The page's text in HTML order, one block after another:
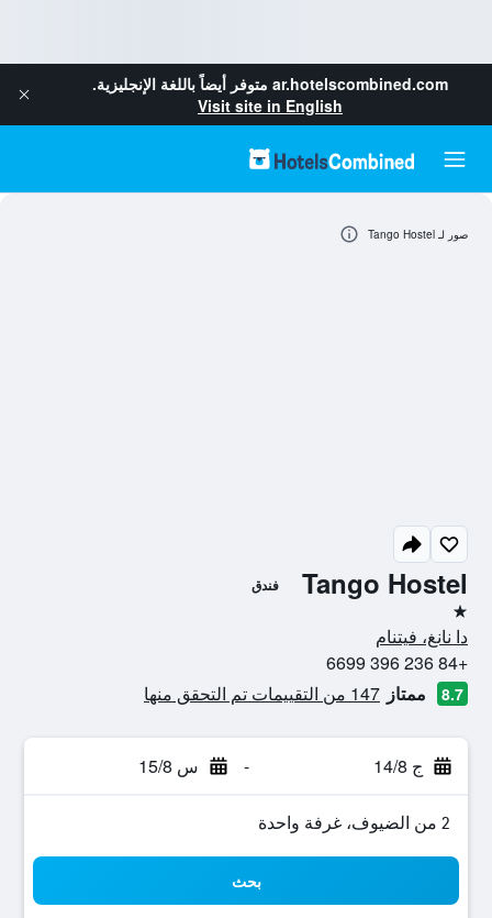
ar.hotelscombined.com متوفر أيضاً باللغة الإنجليزية.
Visit site in English
Tango Hostel فندق
نجمة واحدة
دا نانغ، فيتنام
+84 236 396 6699
8.7 ممتاز 147 من التقييمات تم التحقق منها
ج 14/8 - س 15/8
2 من الضيوف، غرفة واحدة
بحث
صور لـ Tango Hostel